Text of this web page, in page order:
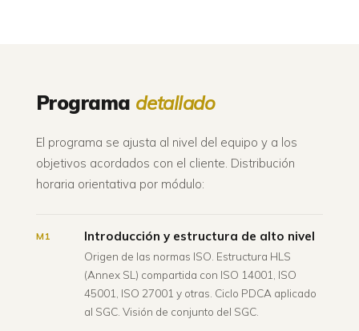
Programa detallado
El programa se ajusta al nivel del equipo y a los
objetivos acordados con el cliente. Distribución
horaria orientativa por módulo:
M1 Introducción y estructura de alto nivel
Origen de las normas ISO. Estructura HLS
(Annex SL) compartida con ISO 14001, ISO
45001, ISO 27001 y otras. Ciclo PDCA aplicado
al SGC. Visión de conjunto del SGC.